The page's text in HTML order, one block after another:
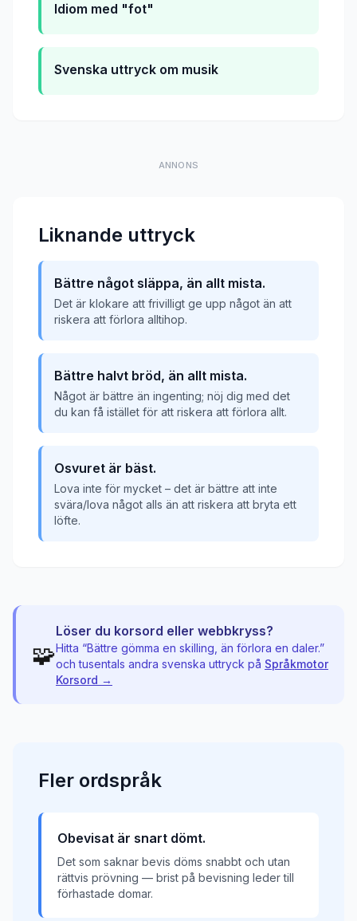
Idiom med "fot"
Svenska uttryck om musik
ANNONS
Liknande uttryck
Bättre något släppa, än allt mista.
Det är klokare att frivilligt ge upp något än att
riskera att förlora alltihop.
Bättre halvt bröd, än allt mista.
Något är bättre än ingenting; nöj dig med det
du kan få istället för att riskera att förlora allt.
Osvuret är bäst.
Lova inte för mycket – det är bättre att inte
svära/lova något alls än att riskera att bryta ett
löfte.
🧩
Löser du korsord eller webbkryss?
Hitta “Bättre gömma en skilling, än förlora en daler.”
och tusentals andra svenska uttryck på Språkmotor
Korsord →
Fler ordspråk
Obevisat är snart dömt.
Det som saknar bevis döms snabbt och utan
rättvis prövning — brist på bevisning leder till
förhastade domar.